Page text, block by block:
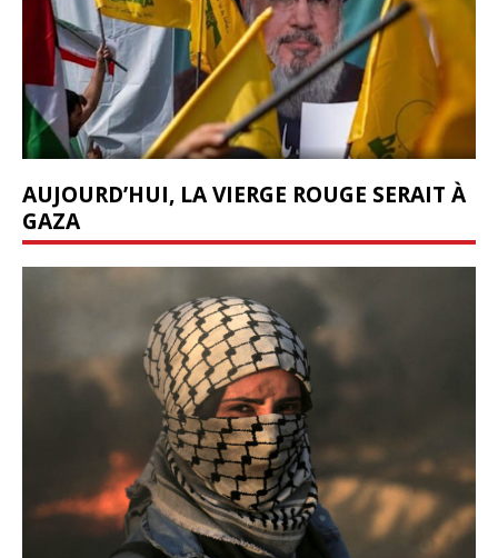
AUJOURD’HUI, LA VIERGE ROUGE SERAIT À
GAZA